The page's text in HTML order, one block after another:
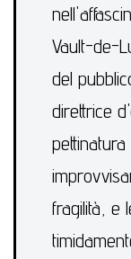
Vault-de-
del
direttrice
fragilità, e